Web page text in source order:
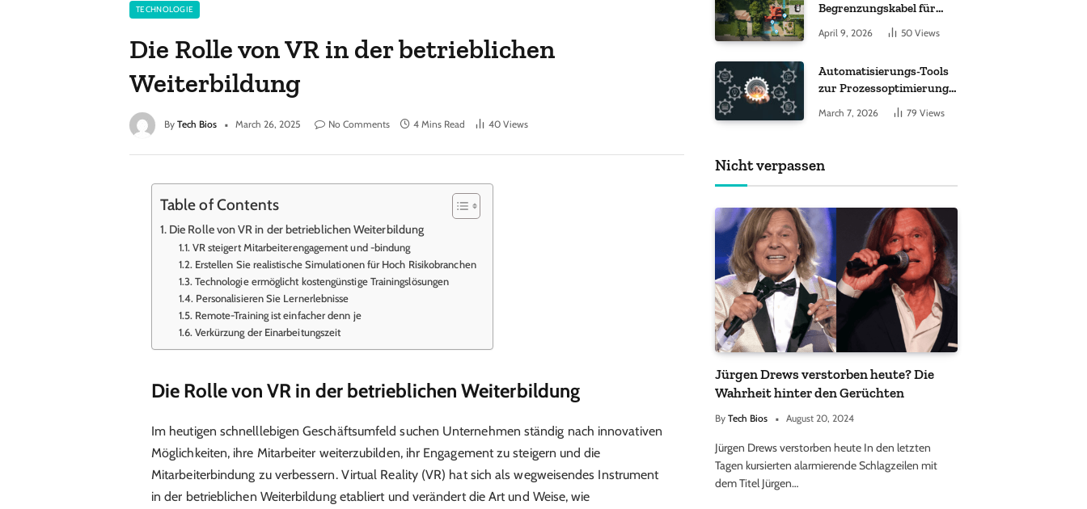
TECHNOLOGIE
Die Rolle von VR in der betrieblichen
Weiterbildung
By Tech Bios March 26, 2025 No Comments 4 Mins Read 40 Views
Table of Contents
Die Rolle von VR in der betrieblichen Weiterbildung
VR steigert Mitarbeiterengagement und -bindung
Erstellen Sie realistische Simulationen für Hoch Risikobranchen
Technologie ermöglicht kostengünstige Trainingslösungen
Personalisieren Sie Lernerlebnisse
Remote-Training ist einfacher denn je
Verkürzung der Einarbeitungszeit
Die Rolle von VR in der betrieblichen Weiterbildung
Im heutigen schnelllebigen Geschäftsumfeld suchen Unternehmen ständig nach innovativen
Möglichkeiten, ihre Mitarbeiter weiterzubilden, ihr Engagement zu steigern und die
Mitarbeiterbindung zu verbessern. Virtual Reality (VR) hat sich als wegweisendes Instrument
in der betrieblichen Weiterbildung etabliert und verändert die Art und Weise, wie
Begrenzungskabel für
kleine Gärten: Worauf es
bei 200 bis 500 m²
April 9, 2026 50 Views
Automatisierungs-Tools
zur Prozessoptimierung
im Einkauf: Wichtige
Funktionen, auf die Sie
March 7, 2026 79 Views
Nicht verpassen
Jürgen Drews verstorben heute? Die
Wahrheit hinter den Gerüchten
By Tech Bios August 20, 2024
Jürgen Drews verstorben heute In den letzten
Tagen kursierten alarmierende Schlagzeilen mit
dem Titel Jürgen…